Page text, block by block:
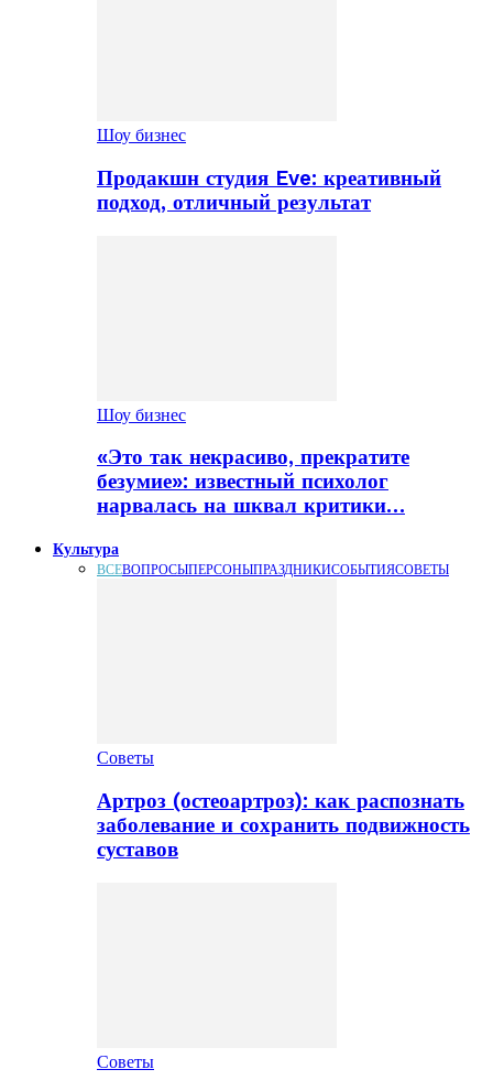
Шоу бизнес
Продакшн студия Eve: креативный
подход, отличный результат
Шоу бизнес
«Это так некрасиво, прекратите
безумие»: известный психолог
нарвалась на шквал критики…
Культура
ВСЕВОПРОСЫПЕРСОНЫПРАЗДНИКИСОБЫТИЯСОВЕТЫ
Советы
Артроз (остеоартроз): как распознать
заболевание и сохранить подвижность
суставов
Советы